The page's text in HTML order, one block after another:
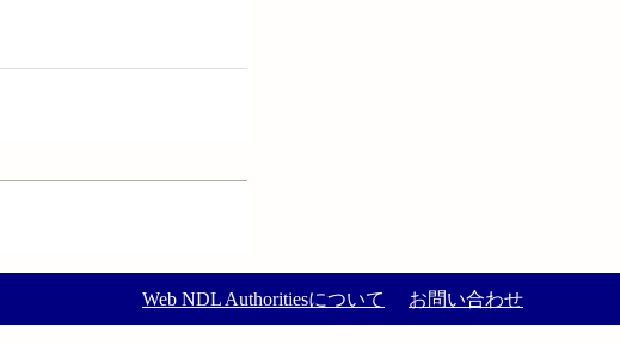
Web NDL Authoritiesについて お問い合わせ